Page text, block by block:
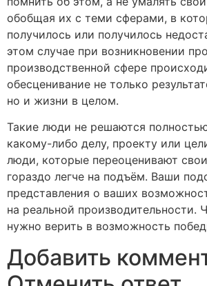
обобщая их с теми сферами, в
получилось или получилось
этом случае при возникновении
производственной сфере
обесценивание не только
но и жизни в целом.
Такие люди не решаются
какому-либо делу, проекту или
люди, которые переоценивают
гораздо легче на подъём. Ваши
представления о ваших
на реальной производительности.
нужно верить в возможность
Добавить